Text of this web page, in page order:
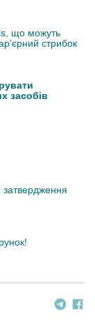
що можуть
стрибок
засобів